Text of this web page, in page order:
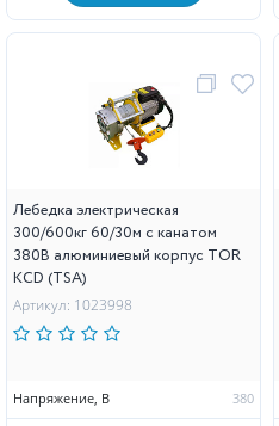
Лебедка электрическая
300/600кг 60/30м с канатом
380В алюминиевый корпус TOR
KCD (TSA)
Артикул: 1023998
Напряжение, В 380